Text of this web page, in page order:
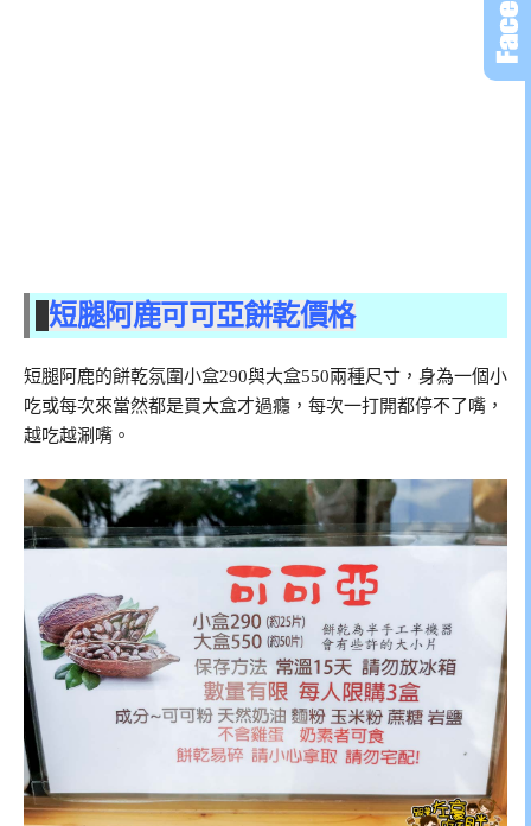
短腿阿鹿可可亞餅乾價格
短腿阿鹿的餅乾氛圍小盒290與大盒550兩種尺寸，身為一個小
吃或每次來當然都是買大盒才過癮，每次一打開都停不了嘴，
越吃越涮嘴。